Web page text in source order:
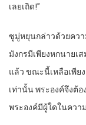
เลยเถิด​!”
ซูมู่หยุ​นก​ล่า​ว​ด้วย​ควา
มังกร​มีเพียง​หก​นาย​เ
แล้ว​ ขณะนี้​เหลือ​เพีย
เท่านั้น​ พระองค์​จึงต้
พระองค์​มีผู้ใด​ใน​ควา